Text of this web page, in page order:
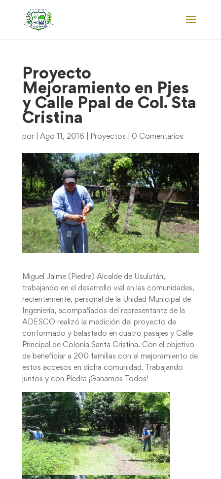
Proyecto
Mejoramiento en Pjes
y Calle Ppal de Col. Sta
Cristina
por Ago 11, 2016 Proyectos 0 Comentarios
Miguel Jaime (Piedra) Alcalde de Usulután,
trabajando en el desarrollo vial en las comunidades,
recientemente, personal de la Unidad Municipal de
Ingeniería, acompañados del representante de la
ADESCO realizó la medición del proyecto de
conformado y balastado en cuatro pasajes y Calle
Principal de Colonia Santa Cristina. Con el objetivo
de beneficiar a 200 familias con el mejoramiento de
estos accesos en dicha comunidad. Trabajando
juntos y con Piedra ¡Ganamos Todos!